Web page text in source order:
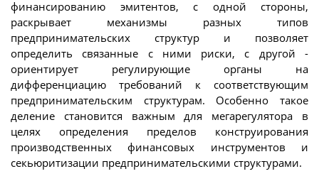
финансированию эмитентов, с одной стороны,
раскрывает механизмы разных типов
предпринимательских структур и позволяет
определить связанные с ними риски, с другой -
ориентирует регулирующие органы на
дифференциацию требований к соответствующим
предпринимательским структурам. Особенно такое
деление становится важным для мегарегулятора в
целях определения пределов конструирования
производственных финансовых инструментов и
секьюритизации предпринимательскими структурами.